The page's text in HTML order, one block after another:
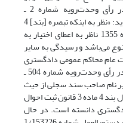
عهده هیأت حل اختلاف است. اما در رأی وحدت‌‌رویه شماره 2 ـ
22/01/1362 دیوان‌عالی‌کشور بیان گردید: «نظر به اینکه تبصره [بند] 4
ماده 3 قانون ثبت احوال مصوب تیرماه 1355 ناظر به اعطای اختیار به
می‌باشد و رسیدگی به سایر
عام محاکم عمومی دادگستری
است.» بر همین مبنا دیوان‌‌عالی‌‌کشور در رأی وحدت‌رویه شماره 504 ـ
نام صاحب سند سجلی از حیث
جنس (ذکور به اناث یا بالعکس) از شمول بند 4 ماده 3 قانون ثبت احوال
دانسته است. در حال